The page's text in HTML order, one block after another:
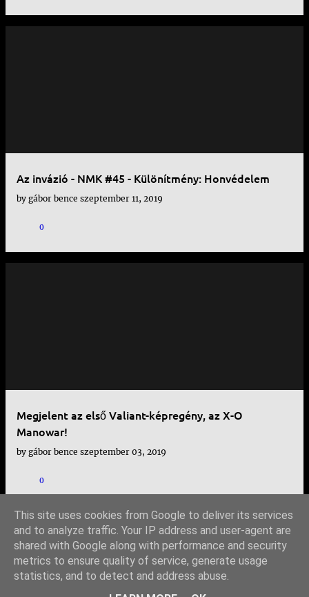
Az invázió - NMK #45 - Különítmény: Honvédelem
by gábor bence szeptember 11, 2019
0
Megjelent az első Valiant-képregény, az X-O
Manowar!
by gábor bence szeptember 03, 2019
0
TOVÁBBI BEJEGYZÉSEK
Üzemeltető: Blogger
This site uses cookies from Google to deliver its services
and to analyze traffic. Your IP address and user-agent are
shared with Google along with performance and security
metrics to ensure quality of service, generate usage
statistics, and to detect and address abuse.